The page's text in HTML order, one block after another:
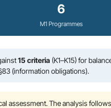
6
M1 Programmes
15 criteria (K1–K15) for
(information obligations).
assessment. The analysis